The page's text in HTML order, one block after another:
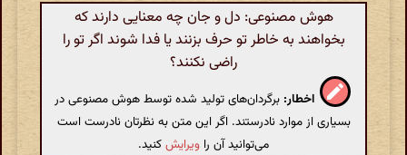
هوش مصنوعی: دل و جان چه معنایی دارند که
بخواهند به خاطر تو حرف بزنند یا فدا شوند اگر تو را
راضی نکنند؟
اخطار: برگردان‌های تولید شده توسط هوش مصنوعی در
بسیاری از موارد نادرستند. اگر این متن به نظرتان نادرست است
می‌توانید آن را ویرایشکنید.